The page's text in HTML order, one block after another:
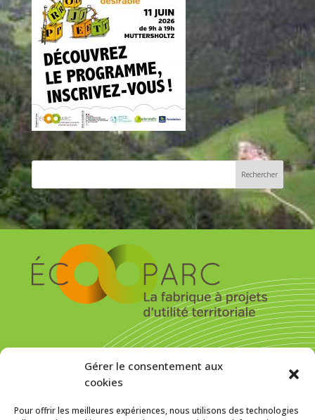
Gérer le consentement aux
cookies
Pour offrir les meilleures expériences, nous utilisons des technologies